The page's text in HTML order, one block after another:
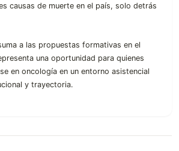
causas de muerte en el país, solo detrás
a las propuestas formativas en el
una oportunidad para quienes
en oncología en un entorno asistencial
y trayectoria.